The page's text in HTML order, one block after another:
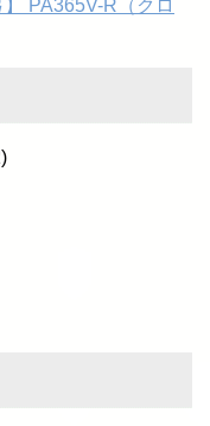
PA365V-R（クロ